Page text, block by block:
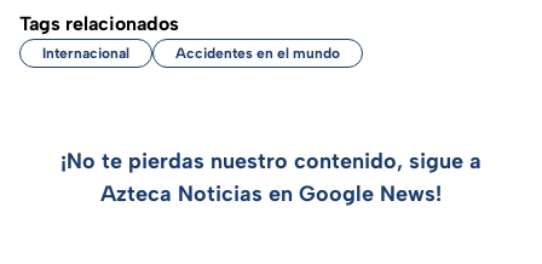
Tags relacionados
Internacional Accidentes en el mundo
¡No te pierdas nuestro contenido, sigue a
Azteca Noticias en Google News!